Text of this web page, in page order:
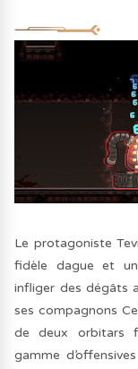
Le protagoniste
fidèle dague et
infliger des dégâts
ses compagnons
de deux orbitars
gamme